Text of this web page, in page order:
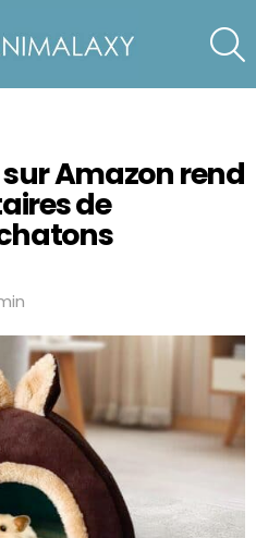
sur Amazon rend
de